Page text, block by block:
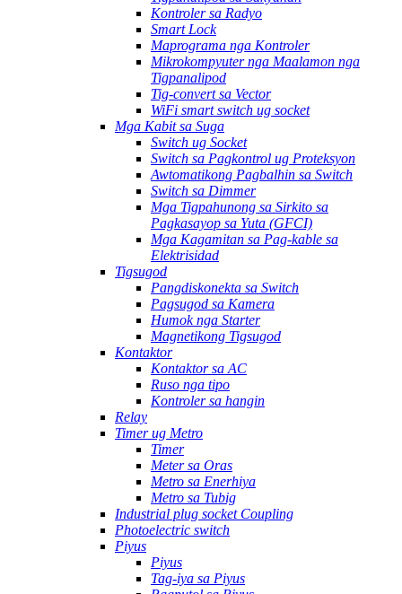
Kontroler sa Radyo
Smart Lock
Maprograma nga Kontroler
Mikrokompyuter nga Maalamon nga
Tigpanalipod
Tig-convert sa Vector
WiFi smart switch ug socket
Mga Kabit sa Suga
Switch ug Socket
Switch sa Pagkontrol ug Proteksyon
Awtomatikong Pagbalhin sa Switch
Switch sa Dimmer
Mga Tigpahunong sa Sirkito sa
Pagkasayop sa Yuta (GFCI)
Mga Kagamitan sa Pag-kable sa
Elektrisidad
Tigsugod
Pangdiskonekta sa Switch
Pagsugod sa Kamera
Humok nga Starter
Magnetikong Tigsugod
Kontaktor
Kontaktor sa AC
Ruso nga tipo
Kontroler sa hangin
Relay
Timer ug Metro
Timer
Meter sa Oras
Metro sa Enerhiya
Metro sa Tubig
Industrial plug socket Coupling
Photoelectric switch
Piyus
Piyus
Tag-iya sa Piyus